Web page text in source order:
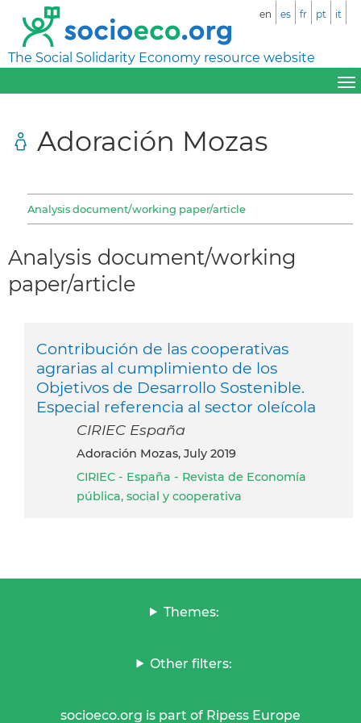
The Social Solidarity Economy resource website
en es fr pt it
Adoración Mozas
Analysis document/working paper/article
Analysis document/working
paper/article
Contribución de las cooperativas
agrarias al cumplimiento de los
Objetivos de Desarrollo Sostenible.
Especial referencia al sector oleícola
CIRIEC España
Adoración Mozas, July 2019
CIRIEC - España - Revista de Economía
pública, social y cooperativa
Themes:
Other filters:
socioeco.org is part of Ripess Europe